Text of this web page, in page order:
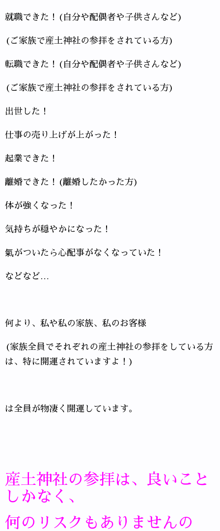
就職できた！(自分や配偶者や子供さんなど)
(ご家族で産土神社の参拝をされている方)
転職できた！(自分や配偶者や子供さんなど)
(ご家族で産土神社の参拝をされている方)
出世した！
仕事の売り上げが上がった！
起業できた！
離婚できた！(離婚したかった方)
体が強くなった！
気持ちが穏やかになった！
氣がついたら心配事がなくなっていた！
などなど…
何より、私や私の家族、私のお客様
(家族全員でそれぞれの産土神社の参拝をしている方
は、特に開運されていますよ！)
は全員が物凄く開運しています。
産土神社の参拝は、
良いこと
しかなく、
何のリスクもありませんの